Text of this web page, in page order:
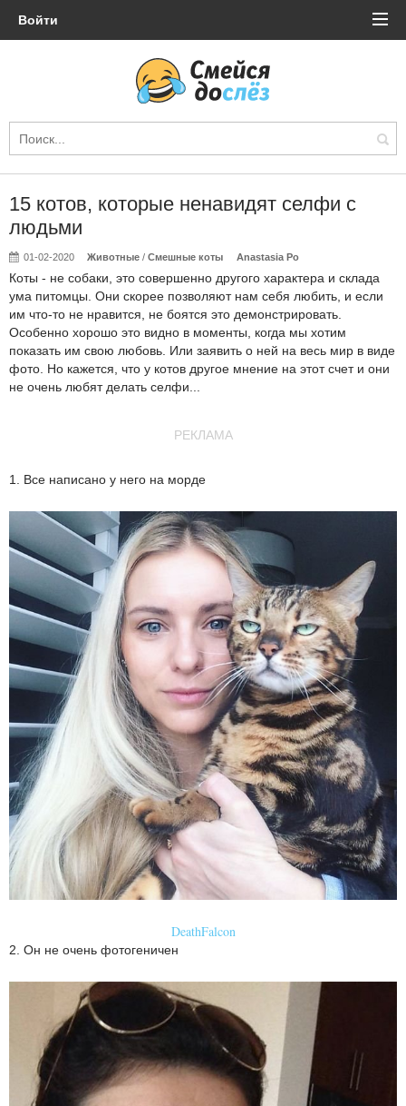
Войти
15 котов, которые ненавидят селфи с
людьми
01-02-2020 Животные /Смешные коты Anastasia Po
Коты - не собаки, это совершенно другого характера и склада
ума питомцы. Они скорее позволяют нам себя любить, и если
им что-то не нравится, не боятся это демонстрировать.
Особенно хорошо это видно в моменты, когда мы хотим
показать им свою любовь. Или заявить о ней на весь мир в виде
фото. Но кажется, что у котов другое мнение на этот счет и они
не очень любят делать селфи...
РЕКЛАМА
1. Все написано у него на морде
DeathFalcon
2. Он не очень фотогеничен